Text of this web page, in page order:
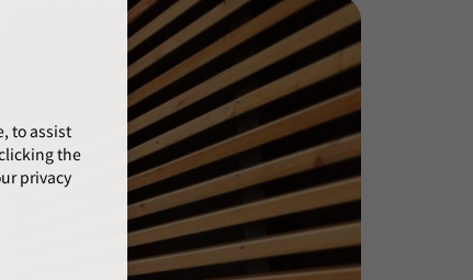
to assist
the
privacy